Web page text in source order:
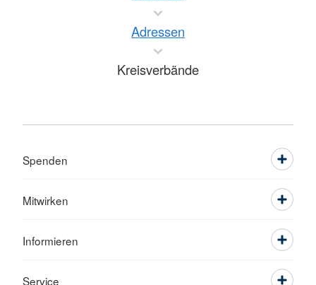
Adressen
Kreisverbände
Spenden
Mitwirken
Informieren
Service